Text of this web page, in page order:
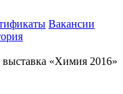
Вакансии
«Химия 2016»